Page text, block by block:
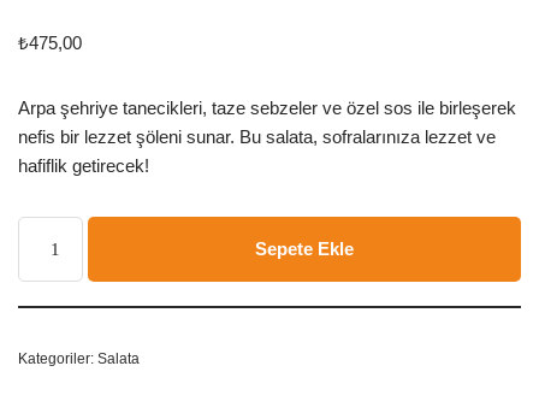
₺475,00
Arpa şehriye tanecikleri, taze sebzeler ve özel sos ile birleşerek
nefis bir lezzet şöleni sunar. Bu salata, sofralarınıza lezzet ve
hafiflik getirecek!
Sepete Ekle
Kategoriler: Salata